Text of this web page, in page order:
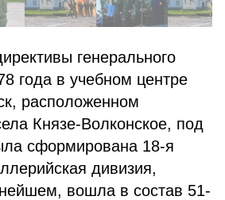
генерального
года в учебном центре
расположенном
Князе-Волконское, под
сформирована 18-я
дивизия,
вошла в состав 51-